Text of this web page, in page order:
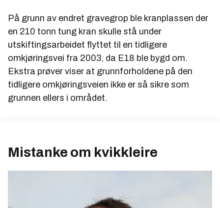
På grunn av endret gravegrop ble kranplassen der
en 210 tonn tung kran skulle stå under
utskiftingsarbeidet flyttet til en tidligere
omkjøringsvei fra 2003, da E18 ble bygd om.
Ekstra prøver viser at grunnforholdene på den
tidligere omkjøringsveien ikke er så sikre som
grunnen ellers i området.
Mistanke om kvikkleire